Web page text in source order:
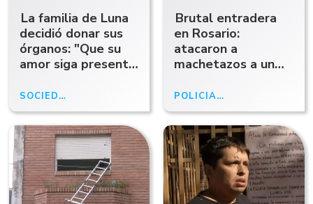
La familia de Luna
decidió donar sus
órganos: "Que su
amor siga presente
SOCIEDAD
Brutal entradera
en Rosario:
atacaron a
machetazos a un
cortaron un dedo
POLICIALES